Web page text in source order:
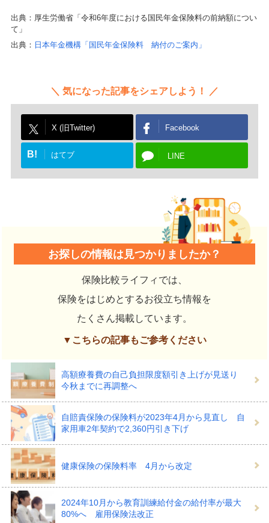
出典：厚生労働省「令和6年度における国民年金保険料の前納額につい
て」
出典： 日本年金機構「国民年金保険料 納付のご案内」
気になった記事をシェアしよう！
X (旧Twitter) Facebook
B! はてブ LINE
お探しの情報は見つかりましたか？
保険比較ライフィでは、
保険をはじめとするお役立ち情報を
たくさん掲載しています。
▼こちらの記事もご参考ください
高額療養費の自己負担限度額引き上げが見送り
今秋までに再調整へ
自賠責保険の保険料が2023年4月から見直し 自
家用車2年契約で2,360円引き下げ
健康保険の保険料率 4月から改定
2024年10月から教育訓練給付金の給付率が最大
80%へ 雇用保険法改正